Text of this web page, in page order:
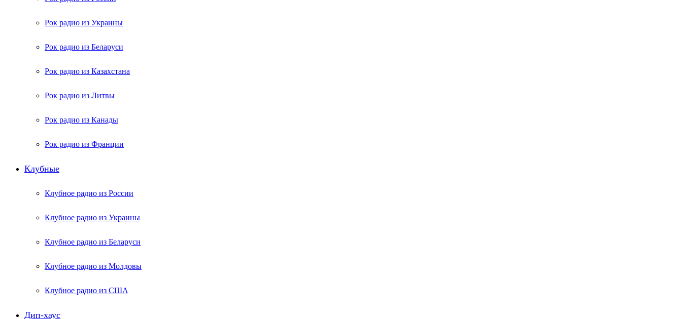
Рок радио из Украины
Рок радио из Беларуси
Рок радио из Казахстана
Рок радио из Литвы
Рок радио из Канады
Рок радио из Франции
Клубные
Клубное радио из России
Клубное радио из Украины
Клубное радио из Беларуси
Клубное радио из Молдовы
Клубное радио из США
Дип-хаус